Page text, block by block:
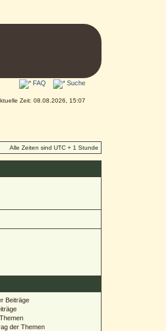
FAQ Suche
Zeit: 08.08.2026, 15:07
Alle Zeiten sind UTC + 1 Stunde
Beiträge
der Themen